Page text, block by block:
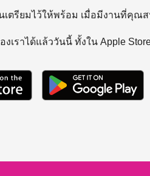
ตรียมไว้ให้พร้อม เมื่อมีงานที่คุณ
เราได้แล้ววันนี้ ทั้งใน Apple